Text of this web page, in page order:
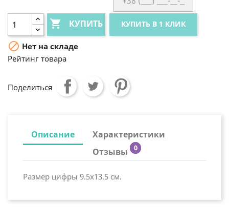
 КУПИТЬ КУПИТЬ В 1 КЛИК
 Нет на складе
Рейтинг товара
Поделиться
Описание
Характеристики
Отзывы
0
Размер цифры 9.5х13.5 см.